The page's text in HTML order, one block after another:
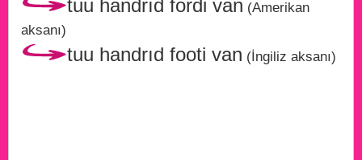
tuu handrıd fordi van (Amerikan
aksanı)
tuu handrıd footi van (İngiliz aksanı)